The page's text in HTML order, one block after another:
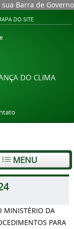
Barra de Governo
DO SITE
DO CLIMA
MENU
MINISTÉRIO DA
PARA